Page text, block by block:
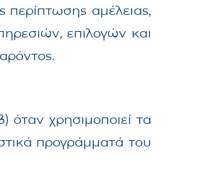
αμέλειας,
επιλογών και
χρησιμοποιεί τα
προγράμματά του